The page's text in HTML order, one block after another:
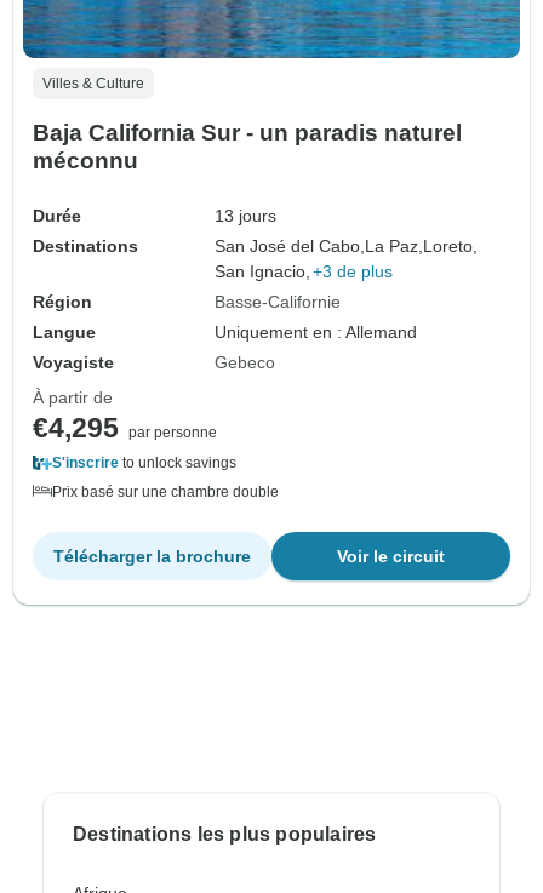
Villes & Culture
Baja California Sur - un paradis naturel
méconnu
Durée
13 jours
Destinations
San José del Cabo, La Paz, Loreto,
San Ignacio, +3 de plus
Région
Basse-Californie
Langue
Uniquement en : Allemand
Voyagiste
Gebeco
À partir de
€4,295 par personne
S'inscrire to unlock savings
Prix basé sur une chambre double
Voir le circuit
Télécharger la brochure
Destinations les plus populaires